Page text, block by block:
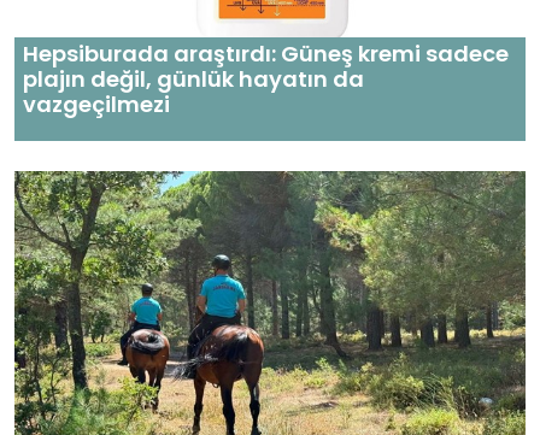
Hepsiburada araştırdı: Güneş kremi sadece
plajın değil, günlük hayatın da
vazgeçilmezi